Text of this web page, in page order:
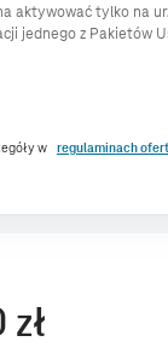
w regulaminach ofert